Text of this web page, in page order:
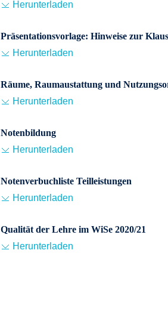
Herunterladen
Präsentationsvorlage: Hinweise zur
Herunterladen
Räume, Raumaustattung und
Herunterladen
Notenbildung
Herunterladen
Notenverbuchliste Teilleistungen
Herunterladen
Qualität der Lehre im WiSe 2020/21
Herunterladen